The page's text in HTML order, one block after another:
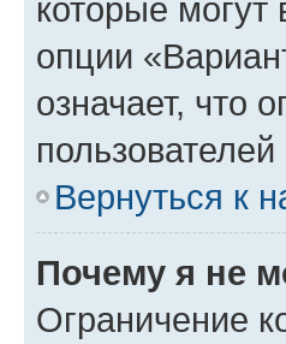
которые
опции
означает, что
Вернуться к
Почему я не
Ограничение